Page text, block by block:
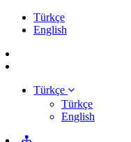
Türkçe
English
Türkçe
Türkçe
English